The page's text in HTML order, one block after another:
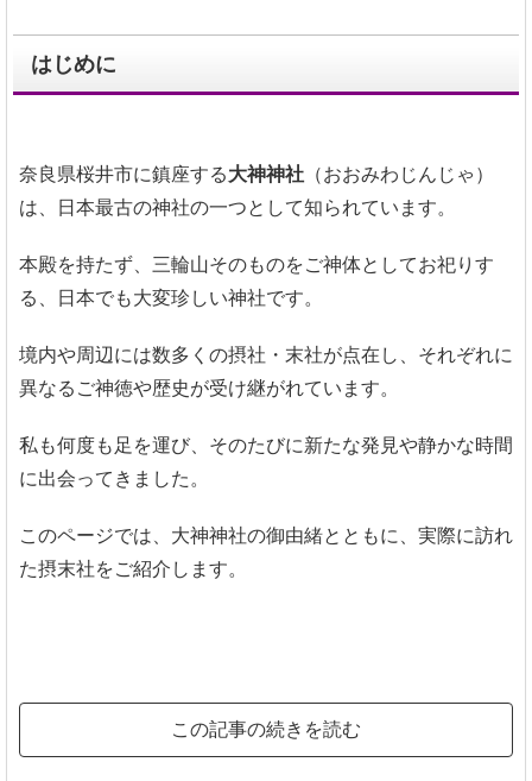
はじめに
奈良県桜井市に鎮座する大神神社 （おおみわじんじゃ）
は、日本最古の神社の一つとして知られています。
本殿を持たず、三輪山そのものをご神体としてお祀りす
る、日本でも大変珍しい神社です。
境内や周辺には数多くの摂社・末社が点在し、それぞれに
異なるご神徳や歴史が受け継がれています。
私も何度も足を運び、そのたびに新たな発見や静かな時間
に出会ってきました。
このページでは、大神神社の御由緒とともに、実際に訪れ
た摂末社をご紹介します。
この記事の続きを読む